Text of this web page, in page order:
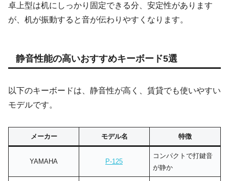
卓上型は机にしっかり固定できる分、安定性があります
が、机が振動すると音が伝わりやすくなります。
静音性能の高いおすすめキーボード5選
以下のキーボードは、静音性が高く、賃貸でも使いやすい
モデルです。
メーカー モデル名 特徴
YAMAHA P-125
コンパクトで打鍵音
が静か